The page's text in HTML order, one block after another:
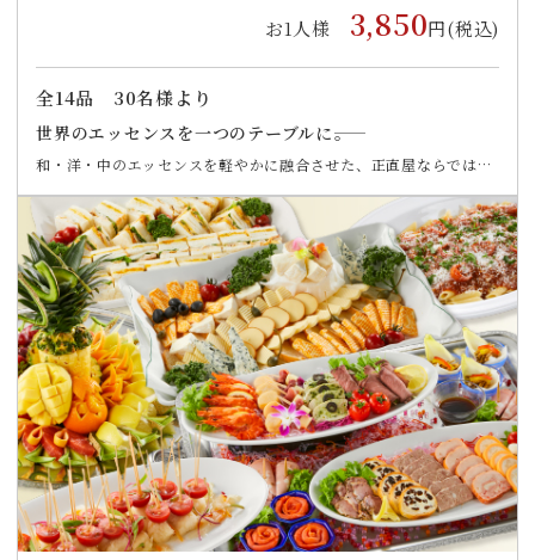
お1人様 3,850円(税込)
全14品 30名様より
世界のエッセンスを一つのテーブルに――。
和・洋・中のエッセンスを軽やかに融合させた、正直屋ならでは
から、香り豊かな温菜、旨味を引き出した魚・肉料理まで、幅広い
ゲスト層に喜ばれるバラエティ豊かな全14品をご用意しました。